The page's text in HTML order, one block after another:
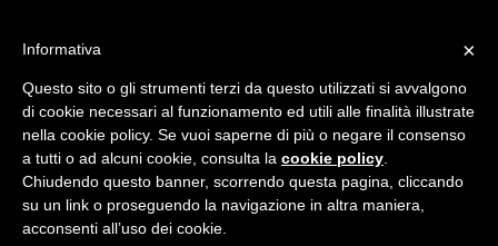
Circolo
Statuto e
Regolamenti
Storia
Ormeggi
Sede e Servizi
Attività
Safeguarding
×
Informativa
Questo sito o gli strumenti terzi da questo utilizzati si avvalgono
di cookie necessari al funzionamento ed utili alle finalità illustrate
nella cookie policy. Se vuoi saperne di più o negare il consenso
a tutti o ad alcuni cookie, consulta la cookie policy
Chiudendo questo banner, scorrendo questa pagina, cliccando
su un link o proseguendo la navigazione in altra maniera,
acconsenti all’uso dei cookie.